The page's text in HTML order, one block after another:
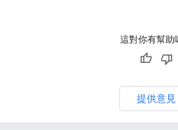
這對你有幫助
提供意見